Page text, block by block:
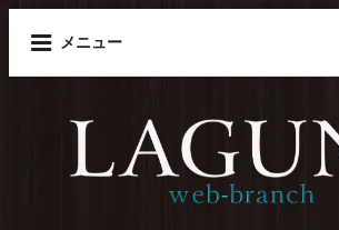
メニュー